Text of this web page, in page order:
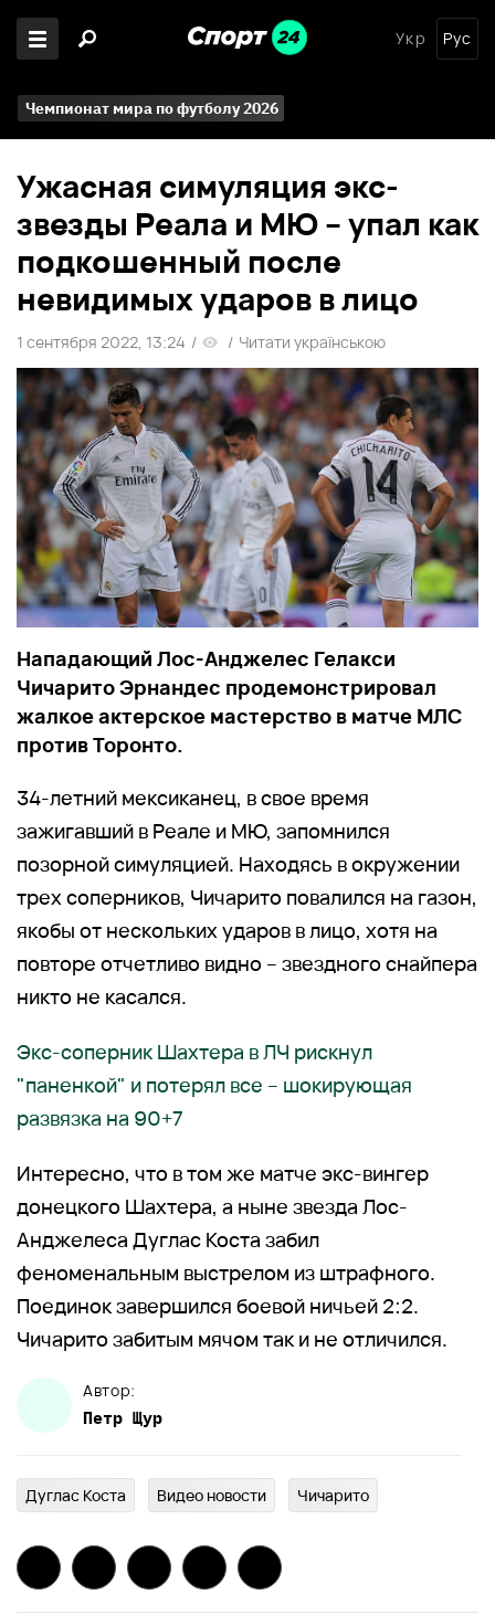
Укр Рус
Чемпионат мира по футболу 2026
Ужасная симуляция экс-
звезды Реала и МЮ – упал как
подкошенный после
невидимых ударов в лицо
1 сентября 2022, 13:24 / / Читати українською
Нападающий Лос-Анджелес Гелакси
Чичарито Эрнандес продемонстрировал
жалкое актерское мастерство в матче МЛС
против Торонто.
34-летний мексиканец, в свое время
зажигавший в Реале и МЮ, запомнился
позорной симуляцией. Находясь в окружении
трех соперников, Чичарито повалился на газон,
якобы от нескольких ударов в лицо, хотя на
повторе отчетливо видно – звездного снайпера
никто не касался.
Экс-соперник Шахтера в ЛЧ рискнул
"паненкой" и потерял все – шокирующая
развязка на 90+7
Интересно, что в том же матче экс-вингер
донецкого Шахтера, а ныне звезда Лос-
Анджелеса Дуглас Коста забил
феноменальным выстрелом из штрафного.
Поединок завершился боевой ничьей 2:2.
Чичарито забитым мячом так и не отличился.
Автор:
Петр Щур
Дуглас Коста Видео новости Чичарито